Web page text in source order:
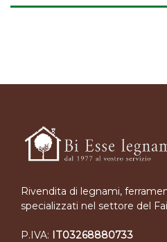
Rivendita di legnami,
specializzati nel settore del
P.IVA: IT03268880733